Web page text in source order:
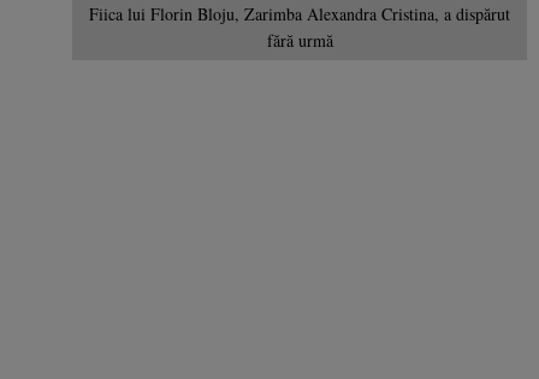
Fiica lui Florin Bloju, Zarimba Alexandra Cristina, a dispărut
fără urmă